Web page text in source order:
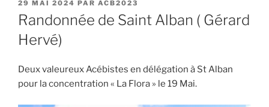
PUBLIÉ
LE
29 MAI 2024 PAR ACB2023
Randonnée de Saint Alban ( Gérard
Hervé)
Deux valeureux Acébistes en délégation à St Alban
pour la concentration « La Flora » le 19 Mai.